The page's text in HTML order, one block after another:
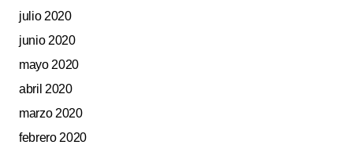
julio 2020
junio 2020
mayo 2020
abril 2020
marzo 2020
febrero 2020